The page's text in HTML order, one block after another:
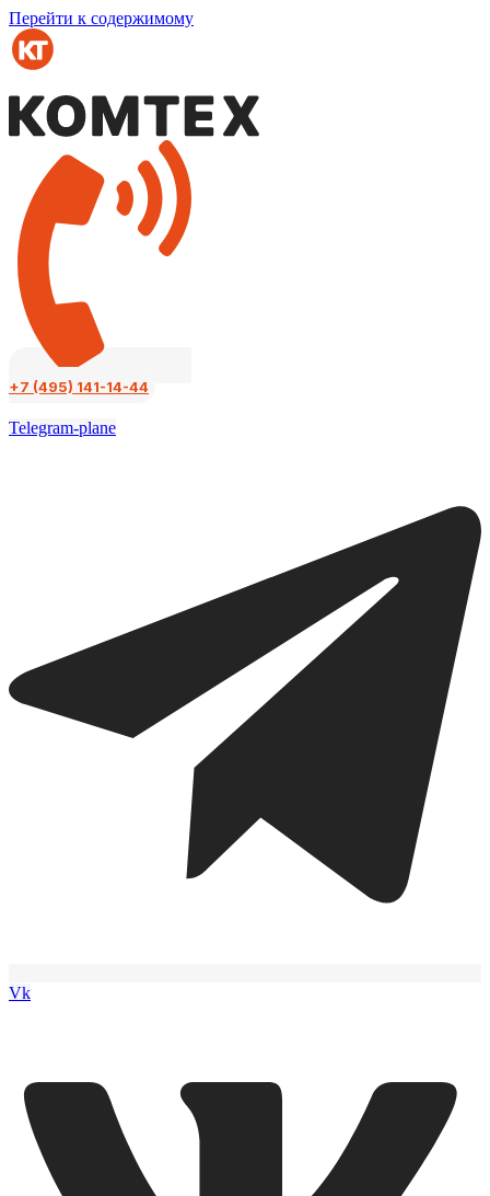
Перейти к содержимому
+7 (495) 141-14-44
Telegram-plane
Vk